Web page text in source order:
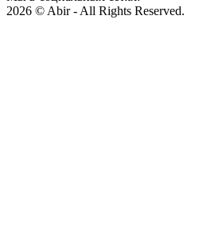
2026 © Abir - All Rights Reserved.